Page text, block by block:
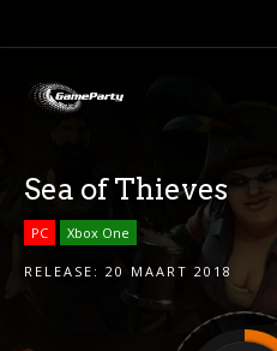
Sea of Thieves
PC Xbox One
RELEASE: 20 MAART 2018